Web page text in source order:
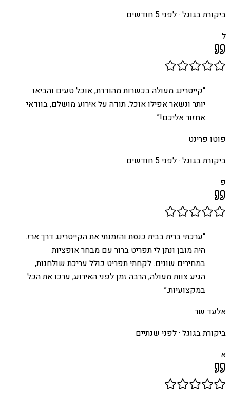
ביקורת בגוגל ·לפני 5 חודשים
ל
“קייטרינג מעולה בכשרות מהודרת, אוכל טעים והביאו
יותר ונשאר אפילו אוכל. תודה על אירוע מושלם, בוודאי
אחזור אליכם!”
פוטו פרינט
ביקורת בגוגל ·לפני 5 חודשים
פ
“ערכתי ברית בבית כנסת והזמנתי את הקייטרינג דרך ארז.
היה מובן ונתן לי תפריט ברור עם מבחר אופציות
במחירים שונים. לקחתי תפריט כולל עריכת שולחנות,
הגיע צוות מעולה, הרבה זמן לפני האירוע, ערכו את הכל
במקצועיות.”
אלעד שר
ביקורת בגוגל ·לפני שנתיים
א